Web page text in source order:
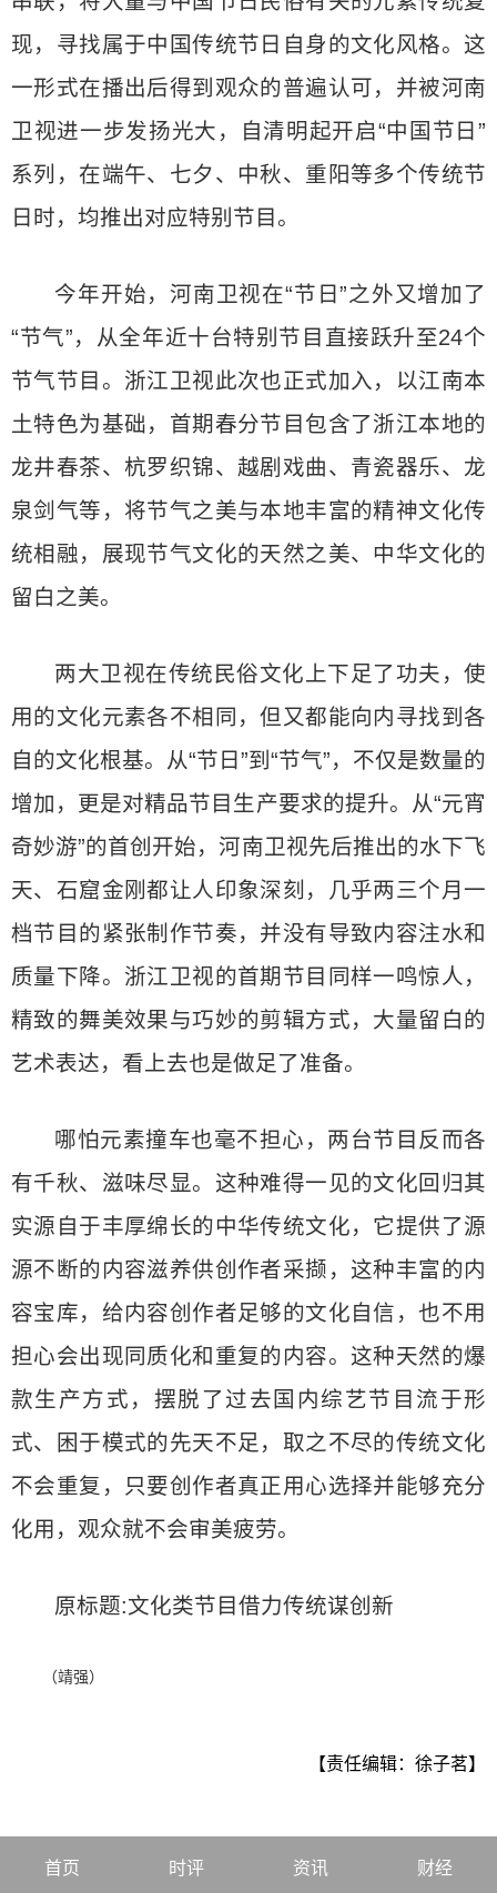
现，寻找属于中国传统节日自身的文化风格。这
一形式在播出后得到观众的普遍认可，并被河南
卫视进一步发扬光大，自清明起开启“中国节日”
系列，在端午、七夕、中秋、重阳等多个传统节
日时，均推出对应特别节目。
今年开始，河南卫视在“节日”之外又增加了
“节气”，从全年近十台特别节目直接跃升至24个
节气节目。浙江卫视此次也正式加入，以江南本
土特色为基础，首期春分节目包含了浙江本地的
龙井春茶、杭罗织锦、越剧戏曲、青瓷器乐、龙
泉剑气等，将节气之美与本地丰富的精神文化传
统相融，展现节气文化的天然之美、中华文化的
留白之美。
两大卫视在传统民俗文化上下足了功夫，使
用的文化元素各不相同，但又都能向内寻找到各
自的文化根基。从“节日”到“节气”，不仅是数量的
增加，更是对精品节目生产要求的提升。从“元宵
奇妙游”的首创开始，河南卫视先后推出的水下飞
天、石窟金刚都让人印象深刻，几乎两三个月一
档节目的紧张制作节奏，并没有导致内容注水和
质量下降。浙江卫视的首期节目同样一鸣惊人，
精致的舞美效果与巧妙的剪辑方式，大量留白的
艺术表达，看上去也是做足了准备。
哪怕元素撞车也毫不担心，两台节目反而各
有千秋、滋味尽显。这种难得一见的文化回归其
实源自于丰厚绵长的中华传统文化，它提供了源
源不断的内容滋养供创作者采撷，这种丰富的内
容宝库，给内容创作者足够的文化自信，也不用
担心会出现同质化和重复的内容。这种天然的爆
款生产方式，摆脱了过去国内综艺节目流于形
式、困于模式的先天不足，取之不尽的传统文化
不会重复，只要创作者真正用心选择并能够充分
化用，观众就不会审美疲劳。
原标题:文化类节目借力传统谋创新
（靖强）
【责任编辑：徐子茗】
首页 时评 资讯 财经